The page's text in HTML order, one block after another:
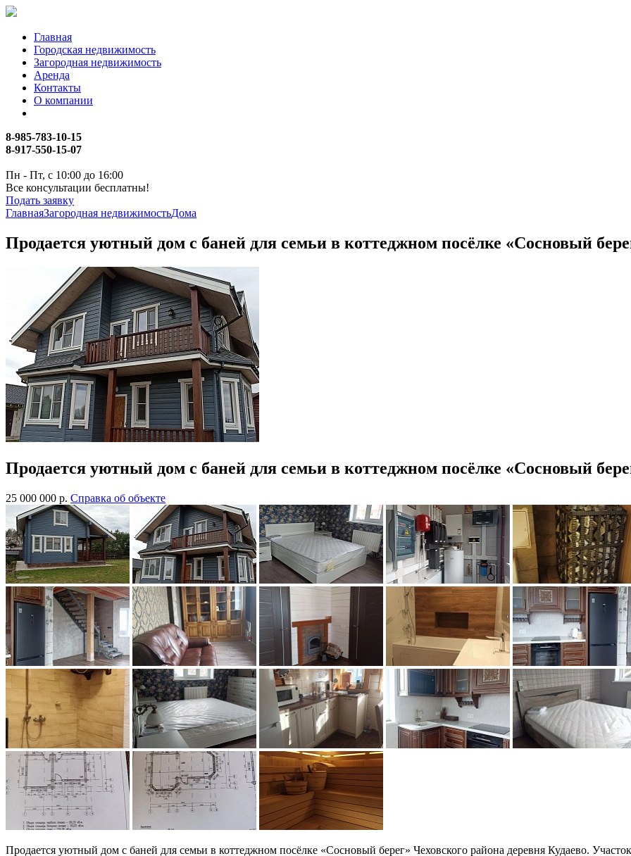
Главная
Городская недвижимость
Загородная недвижимость
Аренда
Контакты
О компании
8-985-783-10-15
8-917-550-15-07
Пн - Пт, с 10:00 до 16:00
Все консультации бесплатны!
Подать заявку
ГлавнаяЗагородная недвижимостьДома
Продается уютный дом с баней для семьи в коттеджном посёлке «Сосновый
Продается уютный дом с баней для семьи в коттеджном посёлке «Сосновый
25 000 000 р. Cправка об объекте
Продается уютный дом с баней для семьи в коттеджном посёлке «Сосновый берег» Чеховского района деревня Кудаево.